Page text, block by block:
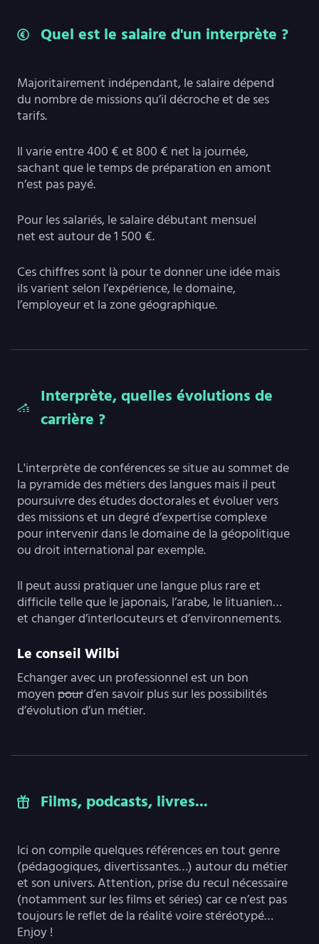
Quel est le salaire d'un interprète ?
Majoritairement indépendant, le salaire dépend
du nombre de missions qu’il décroche et de ses
tarifs.
Il varie entre 400 € et 800 € net la journée,
sachant que le temps de préparation en amont
n’est pas payé.
Pour les salariés, le salaire débutant mensuel
net est autour de 1 500 €.
Ces chiffres sont là pour te donner une idée mais
ils varient selon l’expérience, le domaine,
l’employeur et la zone géographique.
Interprète, quelles évolutions de
carrière ?
L'interprète de conférences se situe au sommet de
la pyramide des métiers des langues mais il peut
poursuivre des études doctorales et évoluer vers
des missions et un degré d’expertise complexe
pour intervenir dans le domaine de la géopolitique
ou droit international par exemple.
Il peut aussi pratiquer une langue plus rare et
difficile telle que le japonais, l’arabe, le lituanien…
et changer d’interlocuteurs et d’environnements.
Le conseil Wilbi
Echanger avec un professionnel est un bon
moyenpourd’en savoir plus sur les possibilités
d’évolution d’un métier.
Films, podcasts, livres...
Ici on compile quelques références en tout genre
(pédagogiques, divertissantes…) autour du métier
et son univers. Attention, prise du recul nécessaire
(notamment sur les films et séries) car ce n’est pas
toujours le reflet de la réalité voire stéréotypé…
Enjoy !